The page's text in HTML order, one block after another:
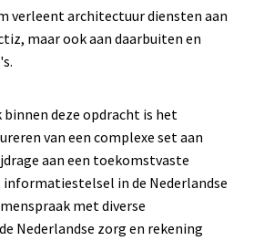
verleent architectuur diensten aan
maar ook aan daarbuiten en
deze opdracht is het
van een complexe set aan
aan een toekomstvaste
in de Nederlandse
met diverse
Nederlandse zorg en rekening